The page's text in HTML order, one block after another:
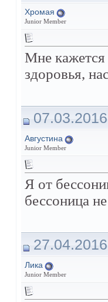
Хромая
Junior Member
Мне кажется
здоровья,
Августина
Junior Member
Я от
бессоница
Ликa
Junior Member